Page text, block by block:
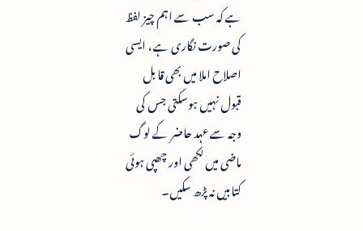
ہے کہ سب سے اہم چیز لفظ
کی صورت نگاری ہے ، ایسی
اصلاح املا میں بھی قابل
قبول نہیں ہوسکتی جس کی
وجہ سے عہد حاضر کے لوگ
ماضی میں لکھی اور چھپی ہوئی
کتابیں نہ پڑھ سکیں۔